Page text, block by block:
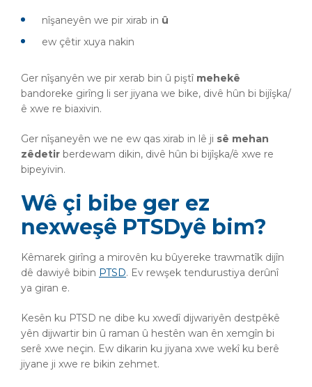
nîşaneyên we pir xirab in û
ew çêtir xuya nakin
Ger nîşanyên we pir xerab bin û piştî mehekê
bandoreke girîng li ser jiyana we bike, divê hûn bi bijîşka/
ê xwe re biaxivin.
Ger nîşaneyên we ne ew qas xirab in lê ji sê mehan
zêdetir berdewam dikin, divê hûn bi bijîşka/ê xwe re
bipeyivin.
Wê çi bibe ger ez
nexweşê PTSDyê bim?
Kêmarek girîng a mirovên ku bûyereke trawmatîk dijîn
dê dawiyê bibin PTSD. Ev rewşek tendurustiya derûnî
ya giran e.
Kesên ku PTSD ne dibe ku xwedî dijwariyên destpêkê
yên dijwartir bin û raman û hestên wan ên xemgîn bi
serê xwe neçin. Ew dikarin ku jiyana xwe wekî ku berê
jiyane ji xwe re bikin zehmet.